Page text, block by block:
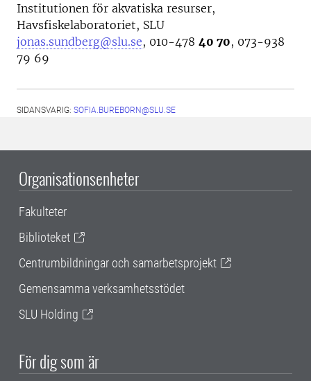
Institutionen för akvatiska resurser,
Havsfiskelaboratoriet, SLU
jonas.sundberg@slu.se, 010-478 40 70, 073-938
79 69
SIDANSVARIG: SOFIA.BUREBORN@SLU.SE
Organisationsenheter
Fakulteter
Biblioteket
Centrumbildningar och samarbetsprojekt
Gemensamma verksamhetsstödet
SLU Holding
För dig som är